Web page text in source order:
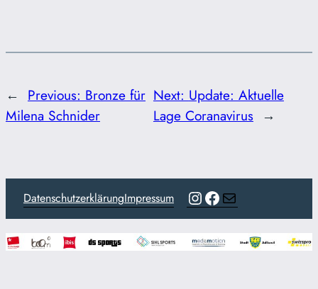
← Previous: Bronze für
Milena Schnider
Next: Update: Aktuelle
Lage Coranavirus →
DatenschutzerklärungImpressum Instagram Facebook E-Mail